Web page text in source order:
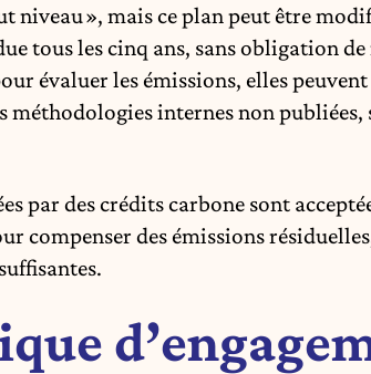
niveau », mais ce plan peut être
tous les cinq ans, sans obligation
évaluer les émissions, elles
méthodologies internes non publiées,
par des crédits carbone sont
compenser des émissions